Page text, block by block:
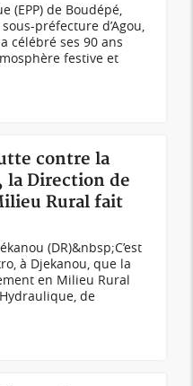
(EPP) de Boudépé,
préfecture d’Agou,
célébré ses 90 ans
festive et
contre la
Direction de
Rural fait
(DR)&nbsp;C’est
à Djekanou, que la
en Milieu Rural
de